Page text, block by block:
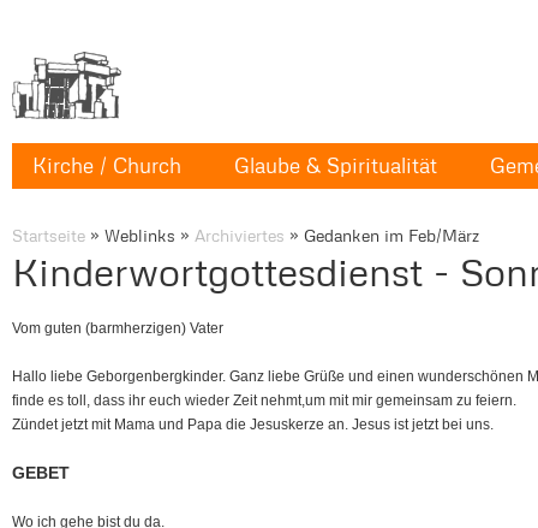
Kirche / Church Glaube & Spiritualität
Startseite » Weblinks » Archiviertes » Gedanken im Feb/März
Kinderwortgottesdienst -
Vom guten (barmherzigen) Vater
Hallo liebe Geborgenbergkinder. Ganz liebe Grüße und einen wunderschönen
finde es toll, dass ihr euch wieder Zeit nehmt,um mit mir gemeinsam zu feiern.
Zündet jetzt mit Mama und Papa die Jesuskerze an. Jesus ist jetzt bei uns.
GEBET
Wo ich gehe bist du da.